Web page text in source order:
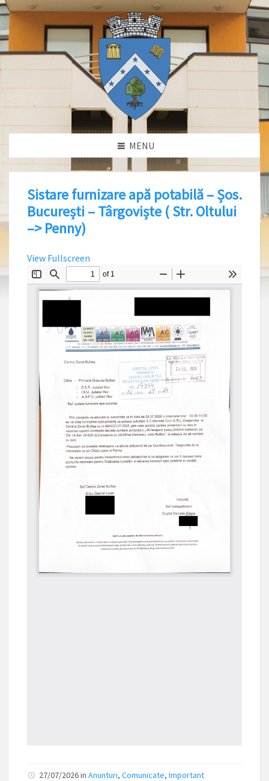
MENU
Sistare furnizare apă potabilă – Șos.
București – Târgoviște ( Str. Oltului
–> Penny)
View Fullscreen
27/07/2026in Anunturi, Comunicate, Important